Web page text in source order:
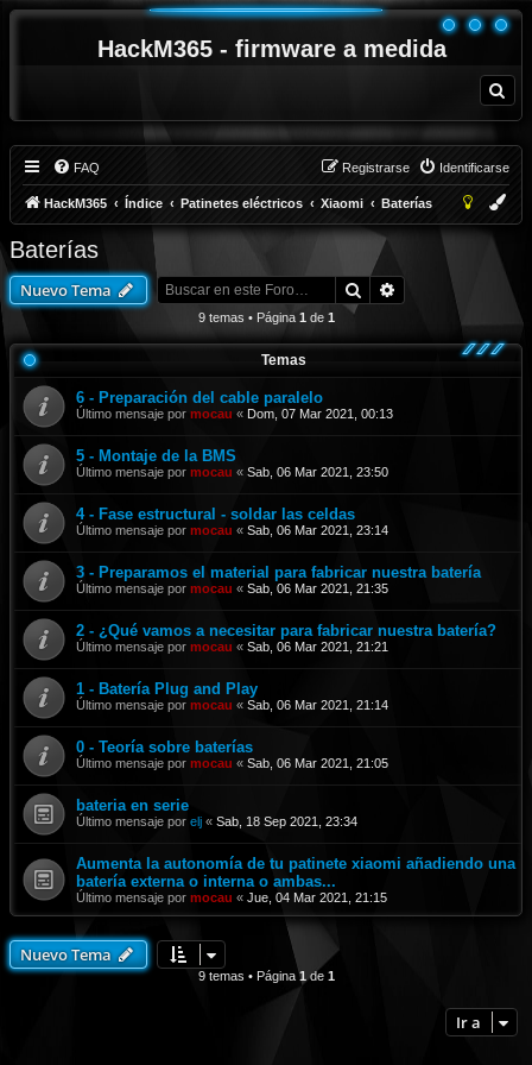
HackM365 - firmware a medida
u
FAQ Identificarse
Registrarse
HackM365 Índice Patinetes eléctricos Xiaomi Baterías
Baterías
Nuevo Tema Buscar Búsqueda
9 temas • Página 1 de 1
Temas
6 - Preparación del cable paralelo
Último mensaje por mocau « Dom, 07 Mar 2021, 00:13
5 - Montaje de la BMS
Último mensaje por mocau « Sab, 06 Mar 2021, 23:50
4 - Fase estructural - soldar las celdas
Último mensaje por mocau « Sab, 06 Mar 2021, 23:14
3 - Preparamos el material para fabricar nuestra batería
Último mensaje por mocau « Sab, 06 Mar 2021, 21:35
2 - ¿Qué vamos a necesitar para fabricar nuestra batería?
Último mensaje por mocau « Sab, 06 Mar 2021, 21:21
1 - Batería Plug and Play
Último mensaje por mocau « Sab, 06 Mar 2021, 21:14
0 - Teoría sobre baterías
Último mensaje por mocau « Sab, 06 Mar 2021, 21:05
bateria en serie
Último mensaje por elj « Sab, 18 Sep 2021, 23:34
Aumenta la autonomía de tu patinete xiaomi añadiendo una
batería externa o interna o ambas...
Último mensaje por mocau « Jue, 04 Mar 2021, 21:15
Nuevo Tema
9 temas • Página1 de 1
Ir a